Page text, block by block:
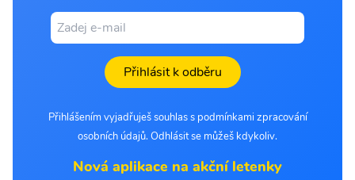
Přihlásit k odběru
Přihlášením vyjadřuješ souhlas s podmínkami zpracování
osobních údajů. Odhlásit se můžeš kdykoliv.
Nová aplikace na akční letenky